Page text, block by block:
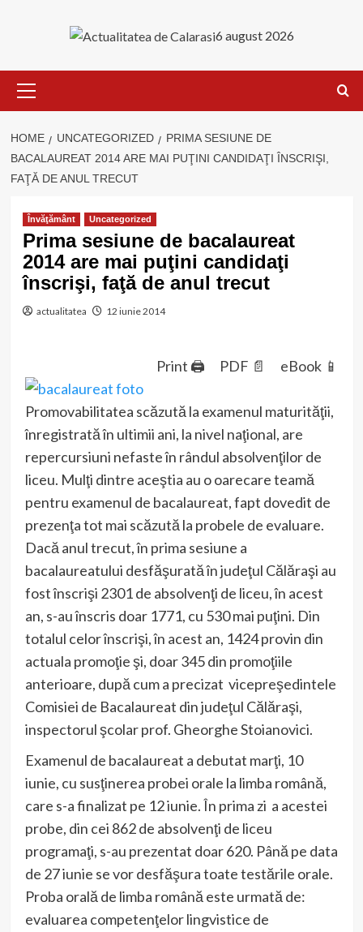
6 august 2026
Menu
HOME UNCATEGORIZED
PRIMA SESIUNE DE
BACALAUREAT 2014 ARE MAI PUŢINI CANDIDAŢI ÎNSCRIŞI,
FAŢĂ DE ANUL TRECUT
Învăţământ Uncategorized
Prima sesiune de bacalaureat
2014 are mai puţini candidaţi
înscrişi, faţă de anul trecut
actualitatea 12 iunie 2014
Print 🖨 PDF 📄 eBook 📱
Promovabilitatea scăzută la examenul maturităţii,
înregistrată în ultimii ani, la nivel naţional, are
repercursiuni nefaste în rândul absolvenţilor de
liceu. Mulţi dintre aceştia au o oarecare teamă
pentru examenul de bacalaureat, fapt dovedit de
prezenţa tot mai scăzută la probele de evaluare.
Dacă anul trecut, în prima sesiune a
bacalaureatului desfăşurată în judeţul Călăraşi au
fost înscrişi 2301 de absolvenţi de liceu, în acest
an, s-au înscris doar 1771, cu 530 mai puţini. Din
totalul celor înscrişi, în acest an, 1424 provin din
actuala promoţie şi, doar 345 din promoţiile
anterioare, după cum a precizat vicepreşedintele
Comisiei de Bacalaureat din judeţul Călăraşi,
inspectorul şcolar prof. Gheorghe Stoianovici.
Examenul de bacalaureat a debutat marţi, 10
iunie, cu susţinerea probei orale la limba română,
care s-a finalizat pe 12 iunie. În prima zi a acestei
probe, din cei 862 de absolvenţi de liceu
programaţi, s-au prezentat doar 620. Până pe data
de 27 iunie se vor desfăşura toate testările orale.
Proba orală de limba română este urmată de:
evaluarea competenţelor lingvistice de